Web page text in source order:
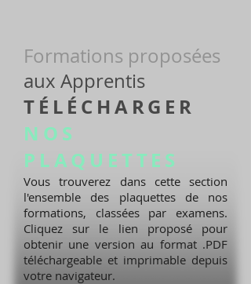
Formations proposées
aux Apprentis
TÉLÉCHARGER
NOS
PLAQUETTES
Vous trouverez dans cette section
l'ensemble des plaquettes de nos
formations, classées par examens.
Cliquez sur le lien proposé pour
obtenir une version au format .PDF
téléchargeable et imprimable depuis
votre navigateur.